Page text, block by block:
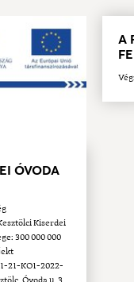
ÓVODA
Kiserdei
300 000 000
21-KO1-2022-
A